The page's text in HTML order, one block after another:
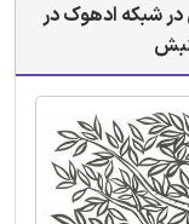
در شبکه ادهوک در